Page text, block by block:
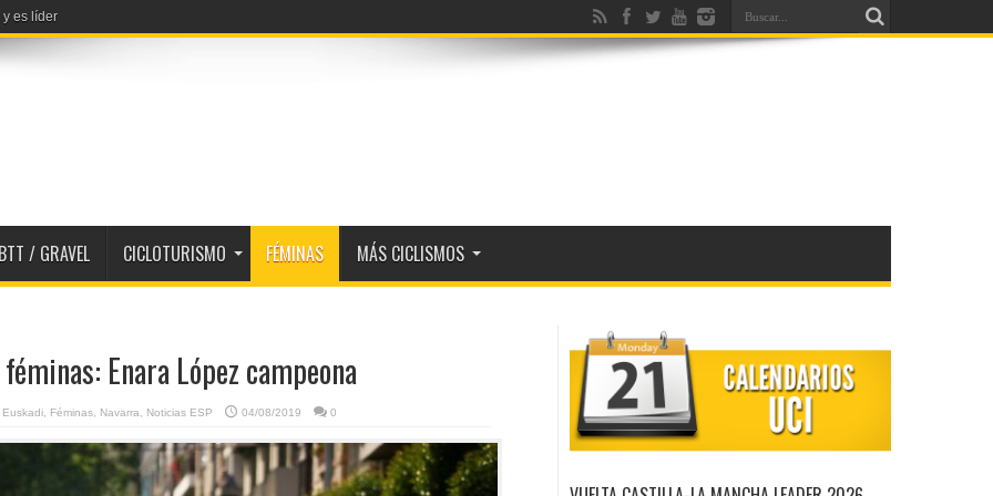
y es líder
lista
BTT / GRAVEL CICLOTURISMO FÉMINAS MÁS CICLISMOS
Enara López campeona
Euskadi Féminas Navarra Noticias ESP 04/08/2019 0